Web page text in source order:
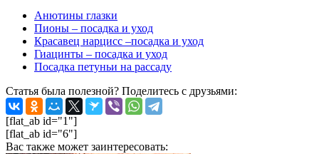
Анютины глазки
Пионы – посадка и уход
Красавец нарцисс –посадка и уход
Гиацинты – посадка и уход
Посадка петуньи на рассаду
Статья была полезной? Поделитесь с друзьями:
[flat_ab id="1"]
[flat_ab id="6"]
Вас также может заинтересовать: